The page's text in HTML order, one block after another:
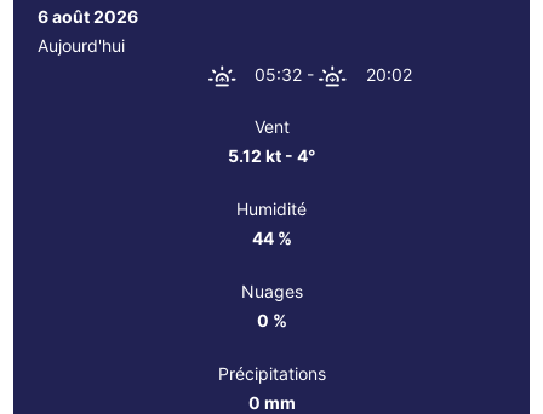
6 août 2026
Aujourd'hui
05:32 - 20:02
Vent
5.12 kt - 4°
Humidité
44 %
Nuages
0 %
Précipitations
0 mm